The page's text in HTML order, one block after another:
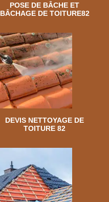
POSE DE BÂCHE ET
BÂCHAGE DE TOITURE82
DEVIS NETTOYAGE DE
TOITURE 82